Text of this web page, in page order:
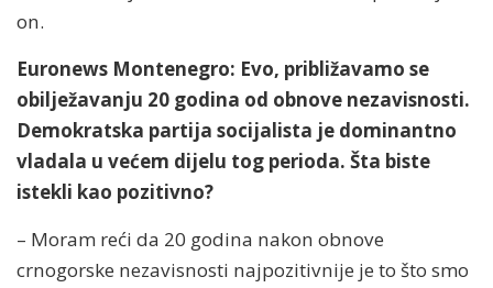
on.
Euronews Montenegro: Evo, približavamo se
obilježavanju 20 godina od obnove nezavisnosti.
Demokratska partija socijalista je dominantno
vladala u većem dijelu tog perioda. Šta biste
istekli kao pozitivno?
– Moram reći da 20 godina nakon obnove
crnogorske nezavisnosti najpozitivnije je to što smo